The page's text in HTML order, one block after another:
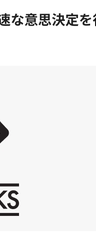
意思決定